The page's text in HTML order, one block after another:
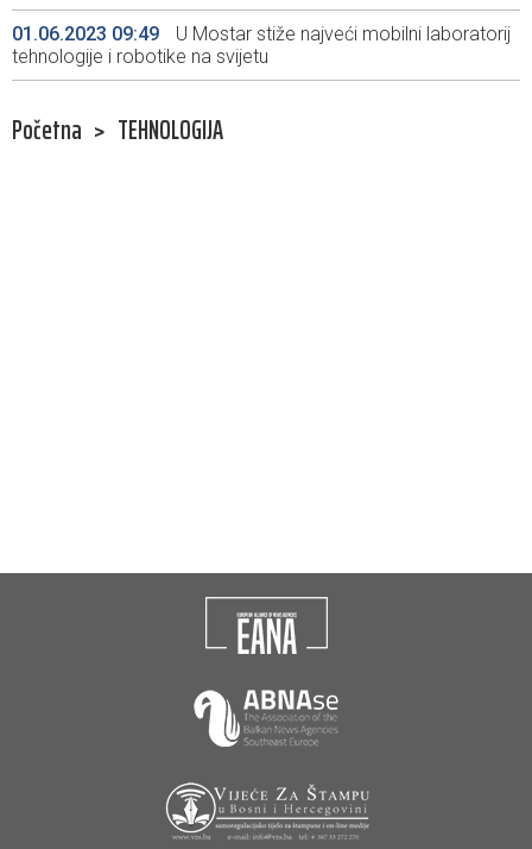
01.06.2023 09:49
U Mostar stiže najveći mobilni laboratorij
tehnologije i robotike na svijetu
Početna > TEHNOLOGIJA